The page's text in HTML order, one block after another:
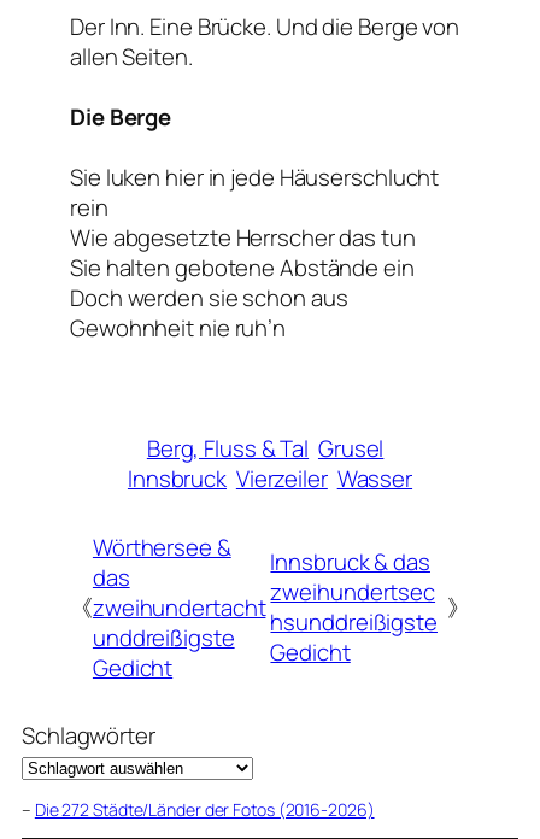
Der Inn. Eine Brücke. Und die Berge von
allen Seiten.
Die Berge
Sie luken hier in jede Häuserschlucht
rein
Wie abgesetzte Herrscher das tun
Sie halten gebotene Abstände ein
Doch werden sie schon aus
Gewohnheit nie ruh’n
Berg, Fluss & Tal Grusel
Innsbruck Vierzeiler Wasser
《
Wörthersee &
das
zweihundertacht
unddreißigste
Gedicht
Innsbruck & das
zweihundertsec
hsunddreißigste
Gedicht
》
Schlagwörter
– Die 272 Städte/Länder der Fotos (2016-2026)